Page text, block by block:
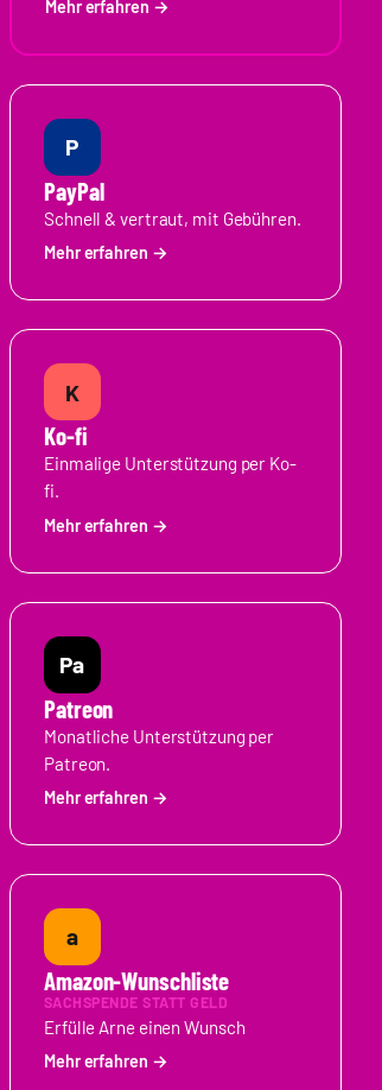
P
PayPal
Schnell & vertraut, mit Gebühren.
K
Ko-fi
Einmalige Unterstützung per Ko-
fi.
Pa
Patreon
Monatliche Unterstützung per
Patreon.
a
Amazon-Wunschliste
SACHSPENDE STATT GELD
Erfülle Arne einen Wunsch